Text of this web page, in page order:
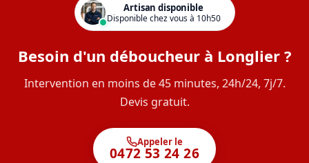
Artisan disponible
Disponible chez vous à 10h50
Besoin d'un déboucheur à Longlier ?
Intervention en moins de 45 minutes, 24h/24, 7j/7.
Devis gratuit.
Appeler le
0472 53 24 26